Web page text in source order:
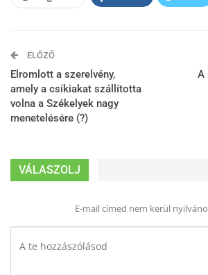
ELŐZŐ
Elromlott a szerelvény,
amely a csíkiakat szállította
volna a Székelyek nagy
menetelésére (?)
A
VÁLASZOLJ
E-mail címed nem kerül